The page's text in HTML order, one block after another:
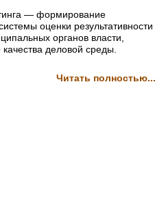
— формирование
оценки результативности
органов власти,
деловой среды.
Читать полностью...